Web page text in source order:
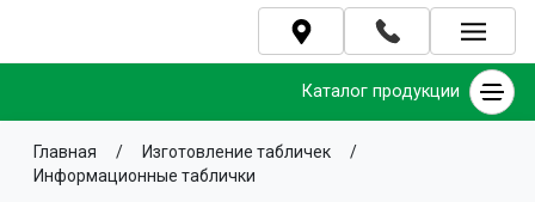
Каталог продукции
Главная / Изготовление табличек
/
Информационные таблички